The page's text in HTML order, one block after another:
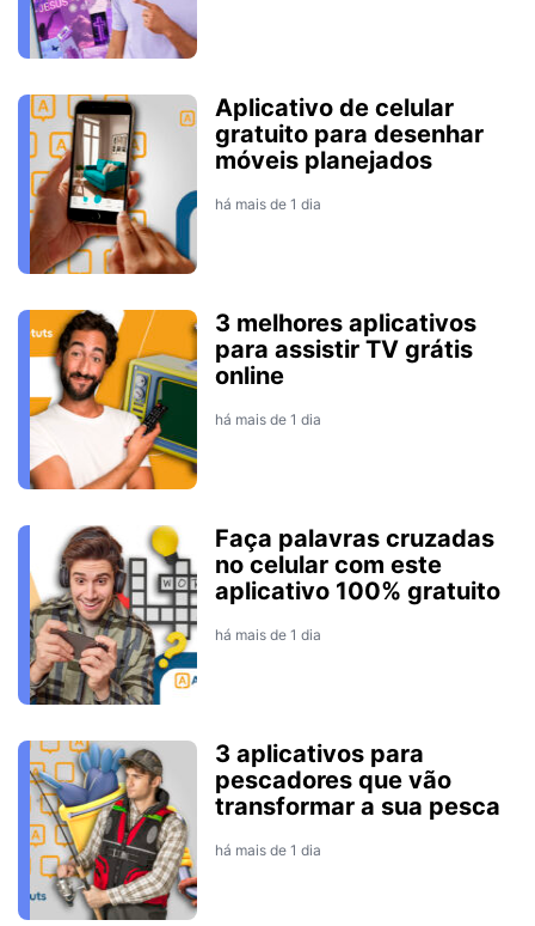
Aplicativo de celular
gratuito para desenhar
móveis planejados
há mais de 1 dia
3 melhores aplicativos
para assistir TV grátis
online
há mais de 1 dia
Faça palavras cruzadas
no celular com este
aplicativo 100% gratuito
há mais de 1 dia
3 aplicativos para
pescadores que vão
transformar a sua pesca
há mais de 1 dia